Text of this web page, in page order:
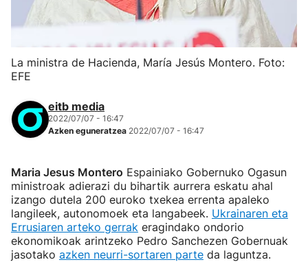
La ministra de Hacienda, María Jesús Montero. Foto:
EFE
eitb media
2022/07/07 - 16:47
Azken eguneratzea 2022/07/07 - 16:47
Maria Jesus Montero Espainiako Gobernuko Ogasun
ministroak adierazi du bihartik aurrera eskatu ahal
izango dutela 200 euroko txekea errenta apaleko
langileek, autonomoek eta langabeek. Ukrainaren eta
Errusiaren arteko gerrak eragindako ondorio
ekonomikoak arintzeko Pedro Sanchezen Gobernuak
jasotako azken neurri-sortaren parte da laguntza.